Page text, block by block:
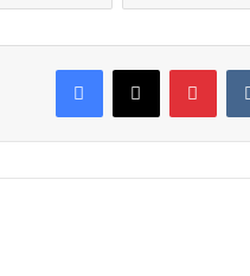
Facebook X Pinterest